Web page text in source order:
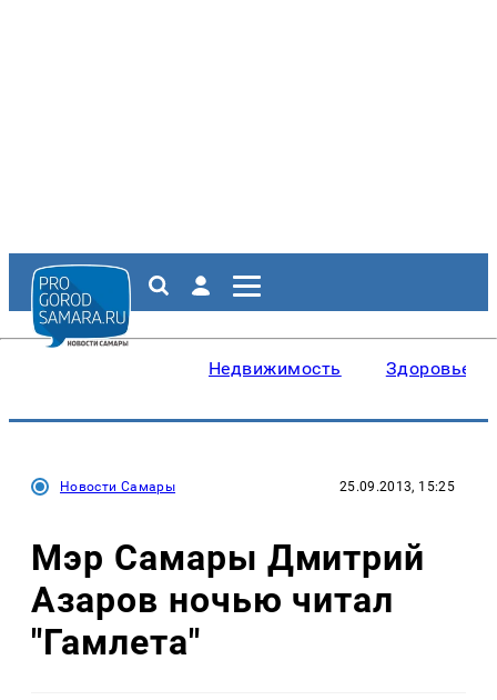
Недвижимость Здоровье
Новости Самары 25.09.2013, 15:25
Мэр Самары Дмитрий
Азаров ночью читал
"Гамлета"